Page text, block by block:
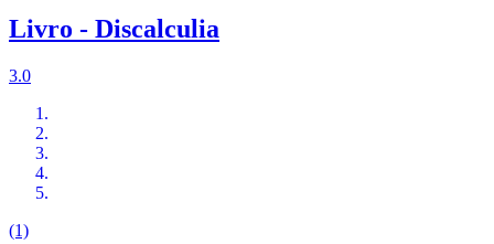
Livro - Discalculia
3.0
(1)